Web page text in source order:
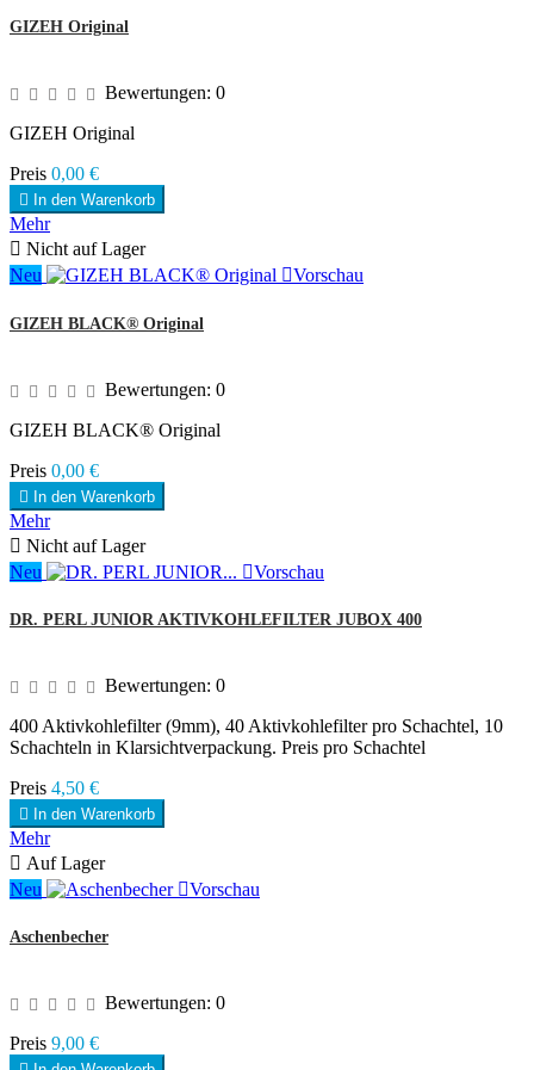
GIZEH Original
Bewertungen: 0
GIZEH Original
Preis 0,00 €
 In den Warenkorb
Mehr
 Nicht auf Lager
Neu
Vorschau
GIZEH BLACK® Original
Bewertungen: 0
GIZEH BLACK® Original
Preis 0,00 €
 In den Warenkorb
Mehr
 Nicht auf Lager
Neu
Vorschau
DR. PERL JUNIOR AKTIVKOHLEFILTER JUBOX 400
Bewertungen: 0
400 Aktivkohlefilter (9mm), 40 Aktivkohlefilter pro Schachtel, 10
Schachteln in Klarsichtverpackung. Preis pro Schachtel
Preis 4,50 €
 In den Warenkorb
Mehr
 Auf Lager
Neu
Vorschau
Aschenbecher
Bewertungen: 0
Preis 9,00 €